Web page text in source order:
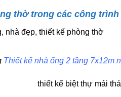
thờ trong các công
Thiết kế nhà ống 2 tầng 7x12m